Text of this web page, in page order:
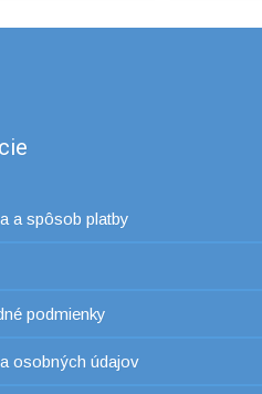
a spôsob platby
podmienky
osobných údajov